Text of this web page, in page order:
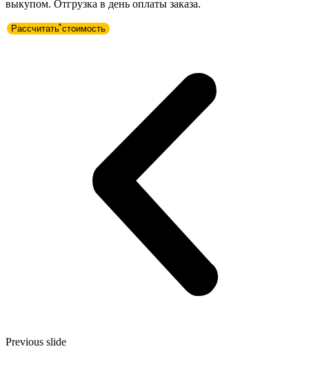
выкупом. Отгрузка в день оплаты заказа.
Рассчитать стоимость
Previous slide